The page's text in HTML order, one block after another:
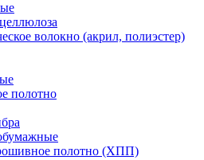
волокно (акрил, полиэстер)
полотно
полотно (ХПП)